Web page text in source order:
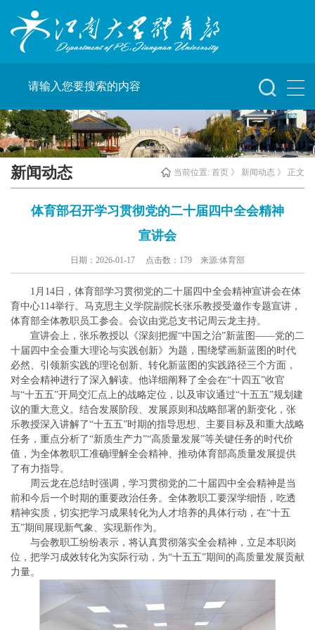
新闻动态 当前位置: 首页 》 新闻动态 》 正文
体育部召开学习贯彻党的二十届四中全会精神
宣讲会
日期：2026-01-17 点击数： 179 来源:体育部
1月14日，体育部学习贯彻党的二十届四中全会精神宣讲会在体
育中心114举行。马克思主义学院副院长张乐教授受邀作专题宣讲，
体育部全体教职员工参会。会议由党总支书记周云龙主持。
宣讲会上，张乐教授以《深刻把握“中国之治”新蓝图——党的二
十届四中全会重大理论与实践创新》为题，围绕擘画新蓝图的时代
必然、引领新实践的理论创新、转化新蓝图的实践路径三个方面，
对全会精神进行了深入解读。他详细阐释了全会在“十四五”收官
与“十五五”开局交汇点上的战略定位，以及审议通过“十五五”规划建
议的重大意义。结合发展阶段、发展原则和战略部署的新变化，张
乐教授深入讲解了“十五五”时期的指导思想、主要目标及和重大战略
任务，重点分析了“新质生产力”“高质量发展”等关键任务的时代价
值，为全体教职工准确理解全会精神、推动体育部高质量发展提供
了有力指导。
周云龙在总结时强调，学习贯彻党的二十届四中全会精神是当
前和今后一个时期的重要政治任务。全体教职工要深学细悟，吃透
精神实质，切实把学习成果转化为人才培养的具体行动，在“十五
五”期间展现新气象、实现新作为。
与会教职工纷纷表示，将认真贯彻落实全会精神，立足本职岗
位，把学习成效转化为实际行动，为“十五五”期间的高质量发展贡献
力量。